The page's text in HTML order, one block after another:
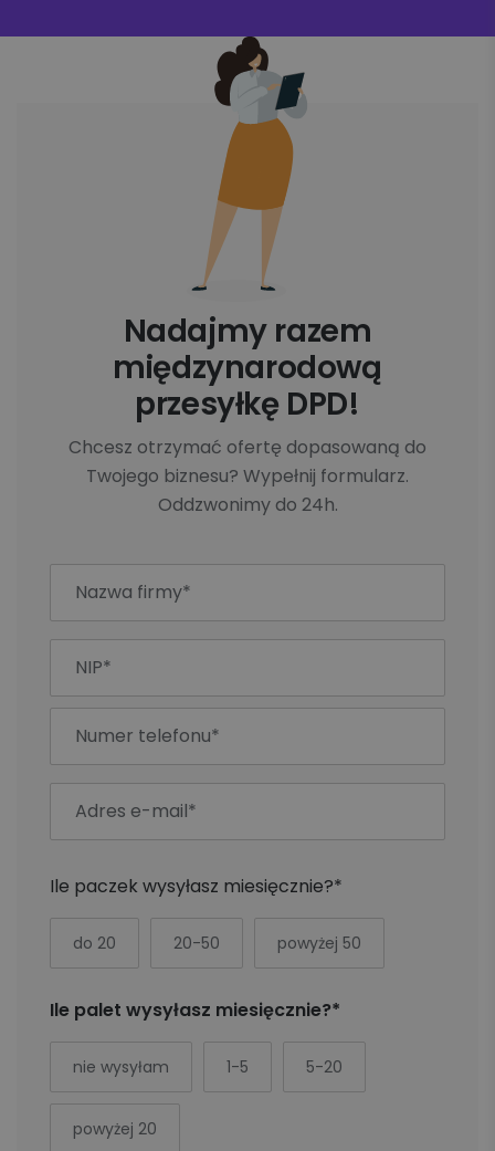
Nadajmy razem
międzynarodową
przesyłkę DPD!
Chcesz otrzymać ofertę dopasowaną do
Twojego biznesu? Wypełnij formularz.
Oddzwonimy do 24h.
Ile paczek wysyłasz miesięcznie?*
do 20 20-50 powyżej 50
Ile palet wysyłasz miesięcznie?*
nie wysyłam 1-5 5-20
powyżej 20